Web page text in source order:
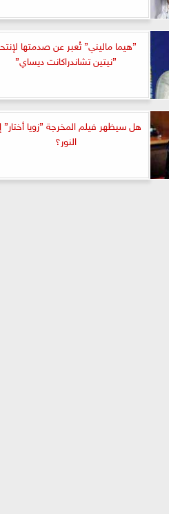
”هيما ماليني” تُعبر عن صدمتها
”نيتين تشاندراكانت ديساي”
هل سيظهر فيلم المخرجة ”زويا أختار”
النور؟